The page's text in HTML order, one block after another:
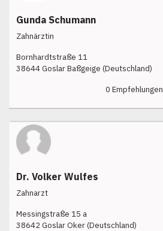
Gunda Schumann
Zahnärztin
Bornhardtstraße 11
38644 Goslar Baßgeige (Deutschland)
0 Empfehlungen
Dr. Volker Wulfes
Zahnarzt
Messingstraße 15 a
38642 Goslar Oker (Deutschland)